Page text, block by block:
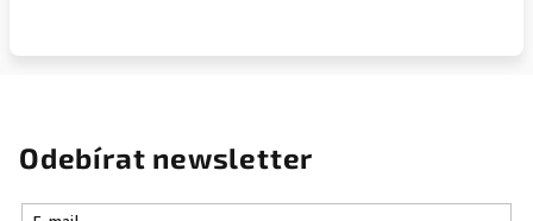
Odebírat newsletter